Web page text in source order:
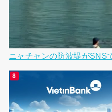
ニャチャンの防波堤がSNS